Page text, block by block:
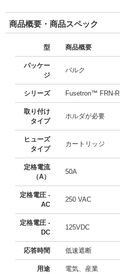
商品概要・商品スペック
型 商品概要
パッケー
ジ
バルク
シリーズ Fusetron™ FRN-R
取り付け
タイプ
ホルダが必要
ヒューズ
タイプ
カートリッジ
定格電流
（A）
50A
定格電圧 -
AC
250 VAC
定格電圧 -
DC
125VDC
応答時間 低速遮断
用途 電気、産業